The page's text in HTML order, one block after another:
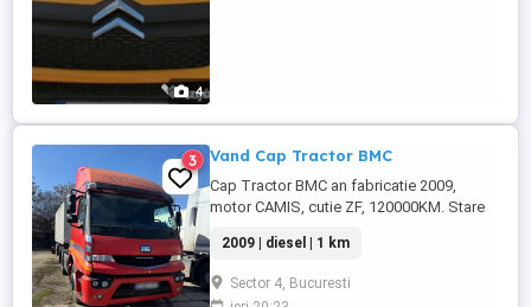
4
3 Vand Cap Tractor BMC
Cap Tractor BMC an fabricatie 2009,
motor CAMIS, cutie ZF, 120000KM. Stare
2009 | diesel | 1 km
Sector 4, Bucuresti